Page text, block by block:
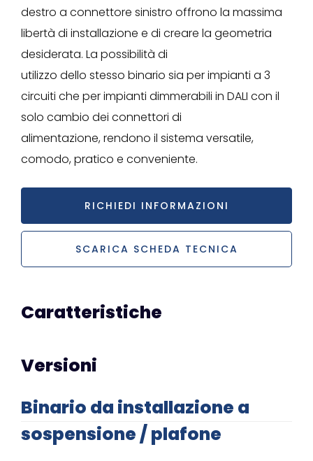
destro a connettore sinistro offrono la massima
libertà di installazione e di creare la geometria
desiderata. La possibilità di
utilizzo dello stesso binario sia per impianti a 3
circuiti che per impianti dimmerabili in DALI con il
solo cambio dei connettori di
alimentazione, rendono il sistema versatile,
comodo, pratico e conveniente.
RICHIEDI INFORMAZIONI
SCARICA SCHEDA TECNICA
Caratteristiche
Versioni
Binario da installazione a
sospensione / plafone